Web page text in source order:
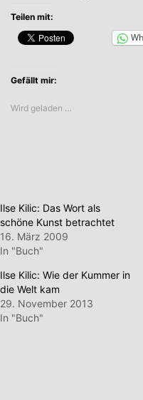
Teilen mit:
Gefällt mir:
Wird geladen …
Ilse Kilic: Das Wort als
schöne Kunst betrachtet
16. März 2009
In "Buch"
Ilse Kilic: Wie der Kummer in
die Welt kam
29. November 2013
In "Buch"